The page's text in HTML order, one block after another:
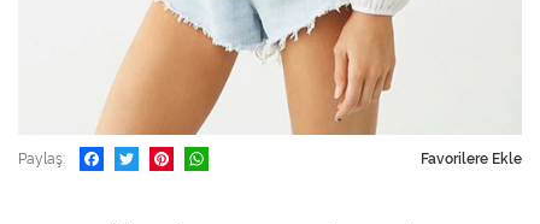
Paylaş Favorilere Ekle